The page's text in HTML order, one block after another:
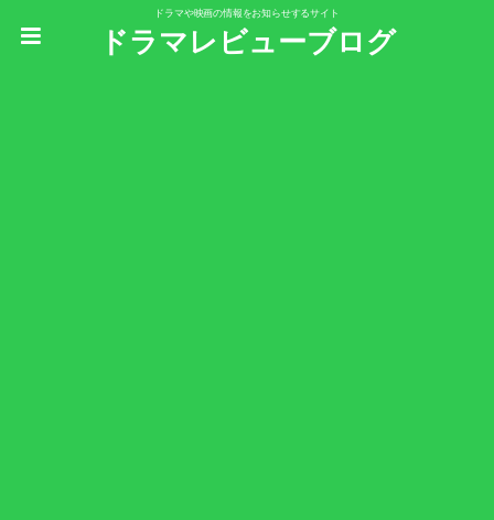
ドラマや映画の情報をお知らせするサイト
ドラマレビューブログ